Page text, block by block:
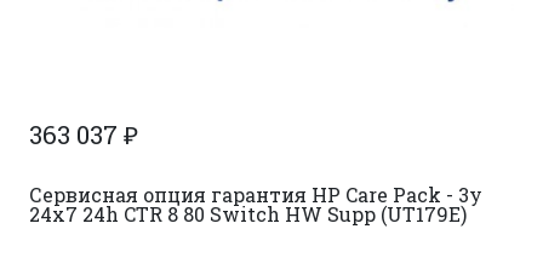
363 037 ₽
Сервисная опция гарантия HP Care Pack - 3y
24x7 24h CTR 8 80 Switch HW Supp (UT179E)